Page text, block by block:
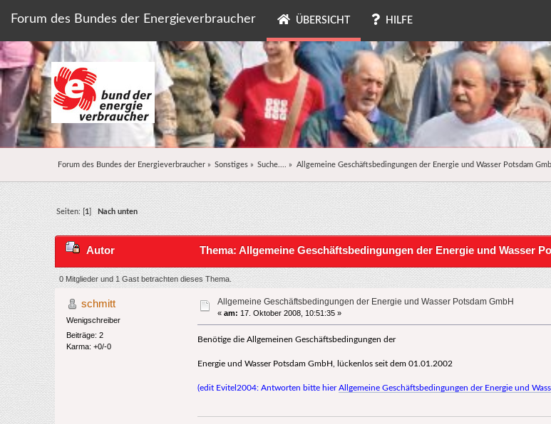
Forum des Bundes der Energieverbraucher ÜBERSICHT HILFE
Forum des Bundes der Energieverbraucher» Sonstiges » Suche.... » Allgemeine Geschäftsbedingungen der Energie und Wasser Potsdam
Seiten: [ 1 Nach unten
Autor Thema: Allgemeine Geschäftsbedingungen der Energie und Wasser
0 Mitglieder und 1 Gast betrachten dieses Thema.
schmitt
Wenigschreiber
Beiträge: 2
Karma: +0/-0
Allgemeine Geschäftsbedingungen der Energie und Wasser Potsdam GmbH
«am: 17. Oktober 2008, 10:51:35 »
Benötige die Allgemeinen Geschäftsbedingungen der
Energie und Wasser Potsdam GmbH, lückenlos seit dem 01.01.2002
(edit Evitel2004: Antworten bitte hierAllgemeine Geschäftsbedingungen der Energie und